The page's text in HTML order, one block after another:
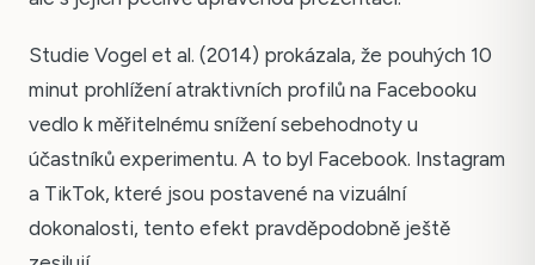
Studie Vogel et al. (2014) prokázala, že pouhých 10
minut prohlížení atraktivních profilů na Facebooku
vedlo k měřitelnému snížení sebehodnoty u
účastníků experimentu. A to byl Facebook. Instagram
a TikTok, které jsou postavené na vizuální
dokonalosti, tento efekt pravděpodobně ještě